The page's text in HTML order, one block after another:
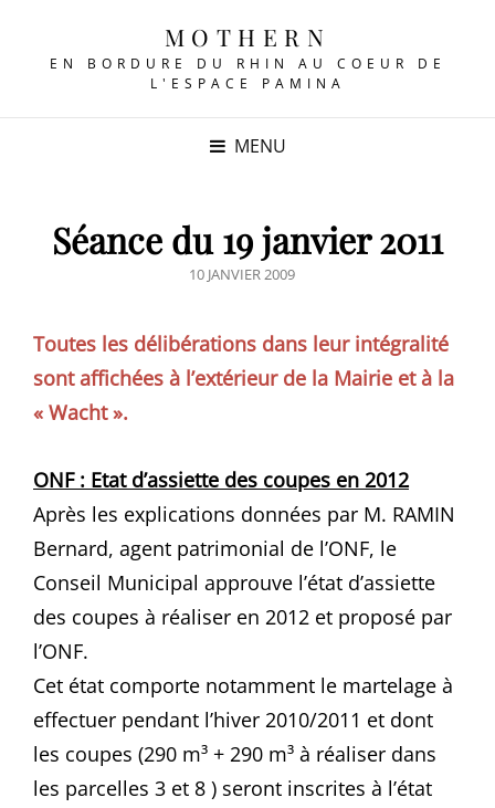
MOTHERN
EN BORDURE DU RHIN AU COEUR DE
L'ESPACE PAMINA
MENU
Séance du 19 janvier 2011
POSTED
10 JANVIER 2009
Toutes les délibérations dans leur intégralité
sont affichées à l’extérieur de la Mairie et à la
« Wacht ».
ONF : Etat d’assiette des coupes en 2012
Après les explications données par M. RAMIN
Bernard, agent patrimonial de l’ONF, le
Conseil Municipal approuve l’état d’assiette
des coupes à réaliser en 2012 et proposé par
l’ONF.
Cet état comporte notamment le martelage à
effectuer pendant l’hiver 2010/2011 et dont
les coupes (290 m³ + 290 m³ à réaliser dans
les parcelles 3 et 8 ) seront inscrites à l’état